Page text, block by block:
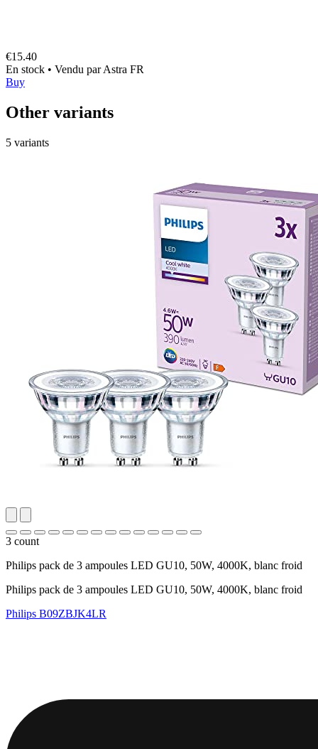
€15.40
En stock • Vendu parAstra FR
Buy
Other variants
5 variants
3 count
Philips pack de 3 ampoules LED GU10, 50W, 4000K, blanc froid
Philips pack de 3 ampoules LED GU10, 50W, 4000K, blanc froid
Philips B09ZBJK4LR